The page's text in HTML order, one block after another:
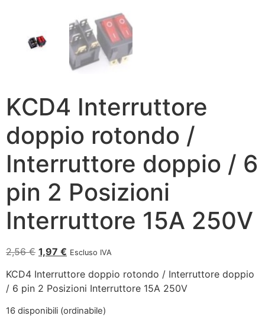
KCD4 Interruttore
doppio rotondo /
Interruttore doppio / 6
pin 2 Posizioni
Interruttore 15A 250V
2,56€ 1,97 € Escluso IVA
KCD4 Interruttore doppio rotondo / Interruttore doppio
/ 6 pin 2 Posizioni Interruttore 15A 250V
16 disponibili (ordinabile)